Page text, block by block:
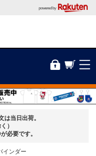
powered by
は当日出荷。
）
必要です。
インダー